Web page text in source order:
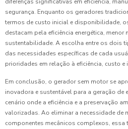
segurança. Enquanto os geradores
termos de custo inicial e disponibilidade,
destacam pela eficiência energética, menor
sustentabilidade. A escolha entre os dois
das necessidades específicas de cada
prioridades em relação à eficiência, custo
Em conclusão, o gerador sem motor se
inovadora e sustentável para a geração de
cenário onde a eficiência e a preservação
valorizadas. Ao eliminar a necessidade de
componentes mecânicos complexos,